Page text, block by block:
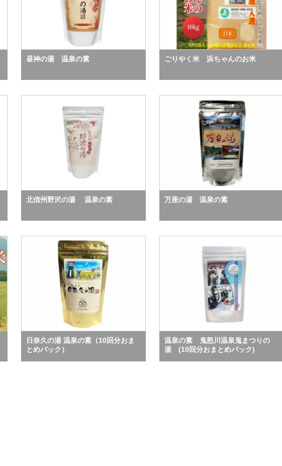
昼神の湯 温泉の素 ごりやく米 浜ちゃんのお米
北信州野沢の湯 温泉の素 万座の湯 温泉の素
日奈久の湯 温泉の素（10回分おま
とめパック）
温泉の素 鬼怒川温泉鬼まつりの
湯 (10回分おまとめパック)